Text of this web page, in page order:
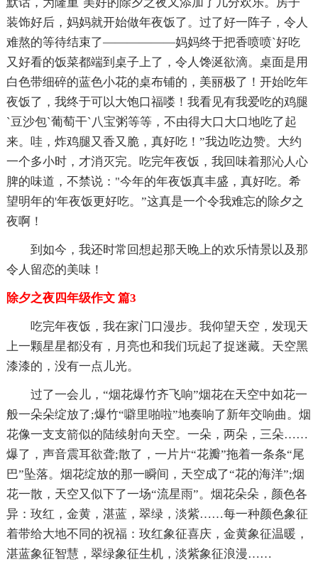
默话，为隆重`美好的除夕之夜又添加了几分欢乐。房子
装饰好后，妈妈就开始做年夜饭了。过了好一阵子，令人
难熬的等待结束了——————妈妈终于把香喷喷`好吃
又好看的饭菜都端到桌子上了，令人馋涎欲滴。桌面是用
白色带细碎的蓝色小花的桌布铺的，美丽极了！开始吃年
夜饭了，我终于可以大饱口福喽！我看见有我爱吃的鸡腿
`豆沙包`葡萄干`八宝粥等等，不由得大口大口地吃了起
来。哇，炸鸡腿又香又脆，真好吃！”我边吃边赞。大约
一个多小时，才消灭完。吃完年夜饭，我回味着那沁人心
脾的味道，不禁说："今年的年夜饭真丰盛，真好吃。希
望明年的'年夜饭更好吃。”这真是一个令我难忘的除夕之
夜啊！
到如今，我还时常回想起那天晚上的欢乐情景以及那
令人留恋的美味！
除夕之夜四年级作文 篇3
吃完年夜饭，我在家门口漫步。我仰望天空，发现天
上一颗星星都没有，月亮也和我们玩起了捉迷藏。天空黑
漆漆的，没有一点儿光。
过了一会儿，“烟花爆竹齐飞响”烟花在天空中如花一
般一朵朵绽放了;爆竹“噼里啪啦”地奏响了新年交响曲。烟
花像一支支箭似的陆续射向天空。一朵，两朵，三朵……
爆了，声音震耳欲聋;散了，一片片“花瓣”拖着一条条“尾
巴”坠落。烟花绽放的那一瞬间，天空成了“花的海洋”;烟
花一散，天空又似下了一场“流星雨”。烟花朵朵，颜色各
异：玫红，金黄，湛蓝，翠绿，淡紫……每一种颜色象征
着带给大地不同的祝福：玫红象征喜庆，金黄象征温暖，
湛蓝象征智慧，翠绿象征生机，淡紫象征浪漫……